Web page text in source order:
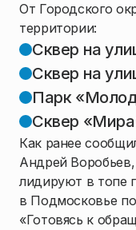
От Городского
территории:
Сквер на
Сквер на
Парк
Сквер
Как ранее
Андрей
лидируют в топе
в Подмосковье
«Готовясь к